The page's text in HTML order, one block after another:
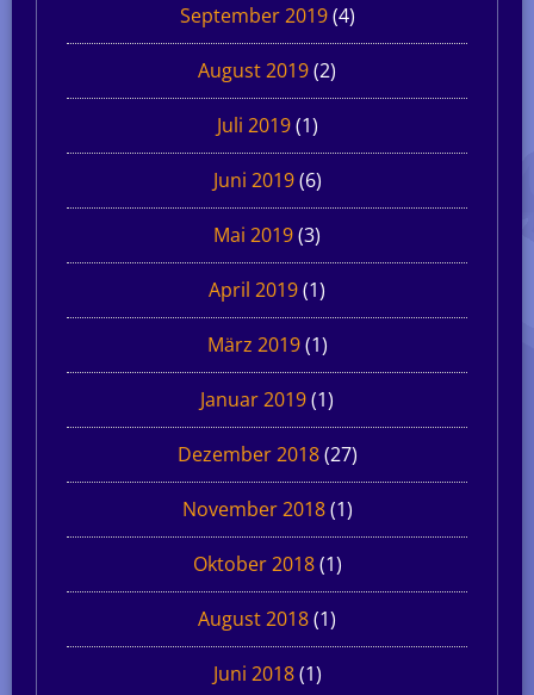
September 2019(4)
August 2019(2)
Juli 2019(1)
Juni 2019(6)
Mai 2019(3)
April 2019(1)
März 2019(1)
Januar 2019(1)
Dezember 2018(27)
November 2018(1)
Oktober 2018(1)
August 2018(1)
Juni 2018(1)